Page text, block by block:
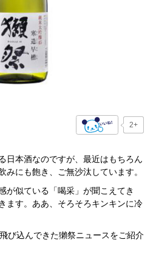
2+
日本酒なのですが、最近はもちろん
みにも飽き、ご無沙汰しています。
が似ている「喝采」が聞こえてき
ます。ああ、そろそろキンキンに冷
び込んできた獺祭ニュースをご紹介